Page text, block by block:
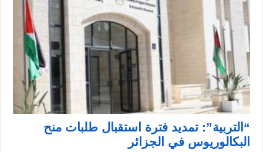
“التربية”: تمديد فترة استقبال طلبات منح
البكالوريوس في الجزائر